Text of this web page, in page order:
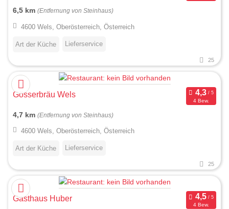
6,5 km (Entfernung von Steinhaus)
4600 Wels, Oberösterreich, Österreich
Art der Küche Lieferservice
25
Gösserbräu Wels
4 Bew.
4,7 km (Entfernung von Steinhaus)
4600 Wels, Oberösterreich, Österreich
Art der Küche Lieferservice
25
Gasthaus Huber
4 Bew.